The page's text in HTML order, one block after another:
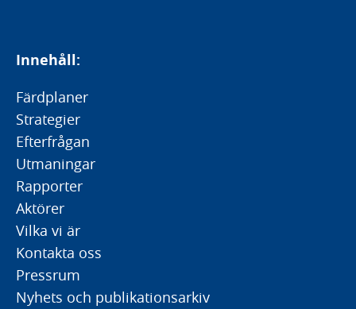
Innehåll:
Färdplaner
Strategier
Efterfrågan
Utmaningar
Rapporter
Aktörer
Vilka vi är
Kontakta oss
Pressrum
Nyhets och publikationsarkiv